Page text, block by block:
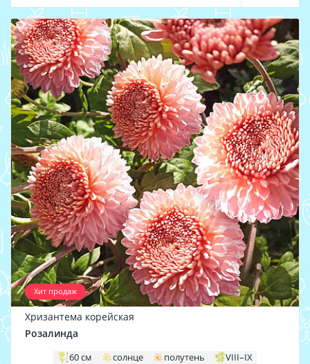
Хит продаж
Хризантема корейская
Розалинда
60 см солнце полутень VIII–IX